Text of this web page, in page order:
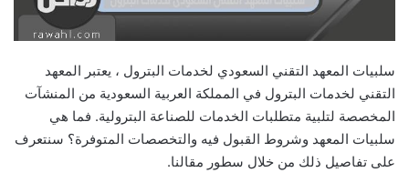
سلبيات المعهد التقني السعودي لخدمات البترول ، يعتبر المعهد
التقني لخدمات البترول في المملكة العربية السعودية من المنشآت
المخصصة لتلبية متطلبات الخدمات للصناعة البترولية. فما هي
سلبيات المعهد وشروط القبول فيه والتخصصات المتوفرة؟ سنتعرف
على تفاصيل ذلك من خلال سطور مقالنا.